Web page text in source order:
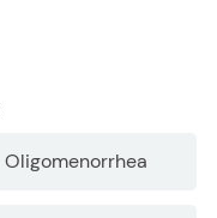
Oligomenorrhea